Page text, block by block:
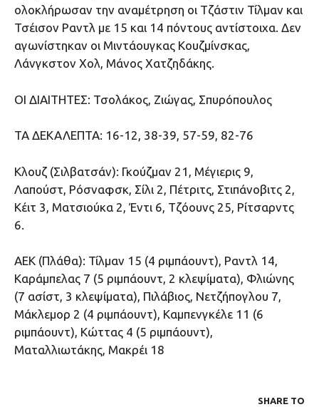
ολοκλήρωσαν την αναμέτρηση οι Τζάστιν Τίλμαν και
Τσέισον Ραντλ με 15 και 14 πόντους αντίστοιχα. Δεν
αγωνίστηκαν οι Μιντάουγκας Κουζμίνσκας,
Λάνγκστον Χολ, Μάνος Χατζηδάκης.
ΟΙ ΔΙΑΙΤΗΤΕΣ: Τσολάκος, Ζιώγας, Σπυρόπουλος
TA ΔΕΚΑΛΕΠΤΑ: 16-12, 38-39, 57-59, 82-76
Κλουζ (Σιλβατσάν): Γκούζμαν 21, Μέγιερις 9,
Λαπούστ, Ρόσναφσκ, Σίλι 2, Πέτριτς, Στιπάνοβιτς 2,
Κέιτ 3, Ματσιούκα 2, Έντι 6, Τζόουνς 25, Ρίτσαρντς
6.
ΑΕΚ (Πλάθα): Τίλμαν 15 (4 ριμπάουντ), Ραντλ 14,
Καράμπελας 7 (5 ριμπάουντ, 2 κλεψίματα), Φλιώνης
(7 ασίστ, 3 κλεψίματα), Πιλάβιος, Νετζήπογλου 7,
Μάκλεμορ 2 (4 ριμπάουντ), Καμπενγκέλε 11 (6
ριμπάουντ), Κώττας 4 (5 ριμπάουντ),
Ματαλλιωτάκης, Μακρέι 18
SHARE ΤΟ